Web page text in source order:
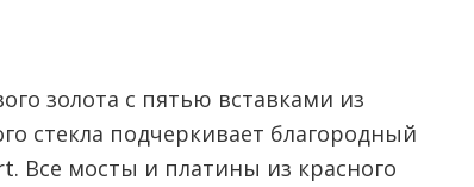
золота с пятью вставками из
стекла подчеркивает благородный
Все мосты и платины из красного